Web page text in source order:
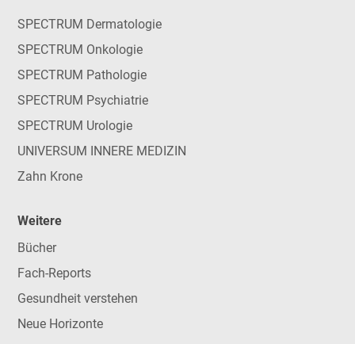
SPECTRUM Dermatologie
SPECTRUM Onkologie
SPECTRUM Pathologie
SPECTRUM Psychiatrie
SPECTRUM Urologie
UNIVERSUM INNERE MEDIZIN
Zahn Krone
Weitere
Bücher
Fach-Reports
Gesundheit verstehen
Neue Horizonte